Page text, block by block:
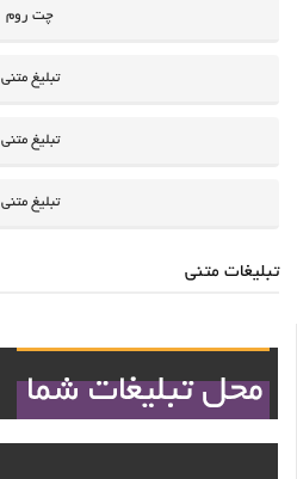
چت روم
تبلیغ متنی
تبلیغ متنی
تبلیغ متنی
تبلیغات متنی